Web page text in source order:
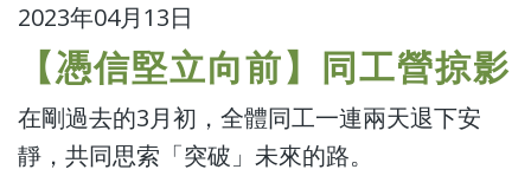
2023年04月13日
【憑信堅立向前】同工營掠影
在剛過去的3月初，全體同工一連兩天退下安
靜，共同思索「突破」未來的路。